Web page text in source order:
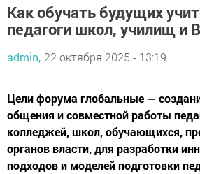
Как обучать будущих
педагоги школ, училищ и
admin, 22 октября 2025 - 13:19
Цели форума глобальные —
общения и совместной работы
колледжей, школ, обучающихся,
органов власти, для разработки
подходов и моделей подготовки